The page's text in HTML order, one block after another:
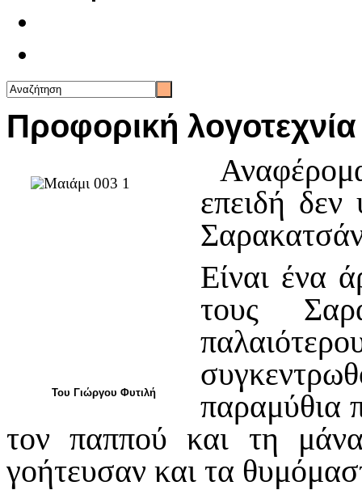
Προφορική
Του Γιώργου Φυτιλή
επειδή δεν
Είναι ένα
τους
παραμύθια
τον παππού και τη
γοήτευσαν και τα